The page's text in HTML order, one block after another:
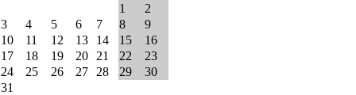
1
2
3
4 5 6 7 8
9
10
11 12 13 14 15
16
17
18 19 20 21 22
23
24
25 26 27 28 29
30
31